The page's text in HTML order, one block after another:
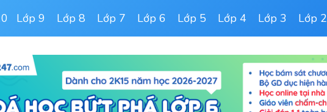
Lớp 9 Lớp 8 Lớp 7 Lớp 6 Lớp 5 Lớp 4 Lớp 3 Lớp 2